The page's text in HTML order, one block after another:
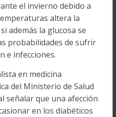
el invierno debido a
altera la
además la glucosa se
probabilidades de sufrir
e infecciones.
en medicina
del Ministerio de Salud
señalar que una afección
en los diabéticos